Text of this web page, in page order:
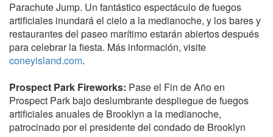
Parachute Jump. Un fantástico espectáculo de fuegos
artificiales inundará el cielo a la medianoche, y los bares y
restaurantes del paseo marítimo estarán abiertos después
para celebrar la fiesta. Más información, visite
coneyisland.com.
Prospect Park Fireworks: Pase el Fin de Año en
Prospect Park bajo deslumbrante despliegue de fuegos
artificiales anuales de Brooklyn a la medianoche,
patrocinado por el presidente del condado de Brooklyn